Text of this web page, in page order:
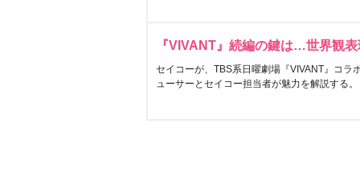
『VIVANT』続編の鍵は…世界観
セイコーが、TBS系日曜劇場『VIVANT』コラ
ューサーとセイコー担当者が魅力を解説する。